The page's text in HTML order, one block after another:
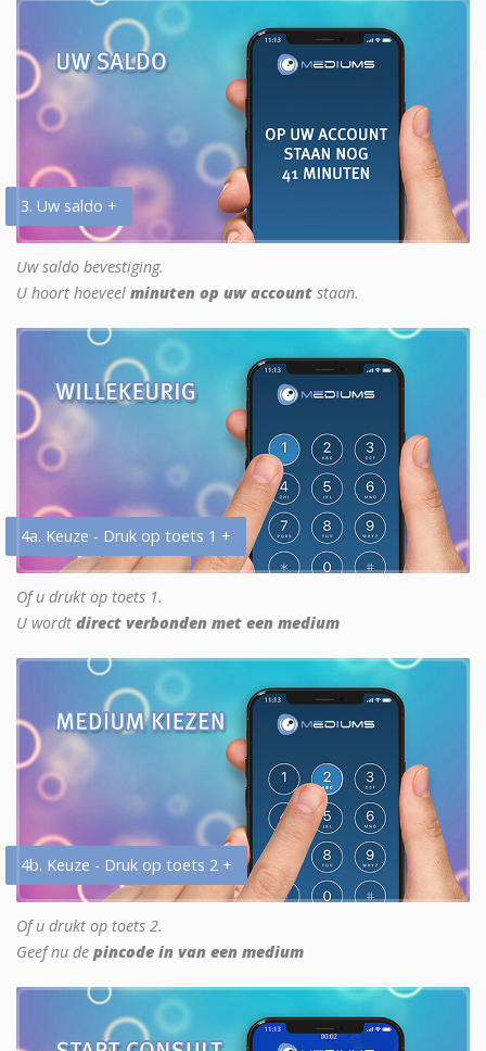
3. Uw saldo +
Uw saldo bevestiging.
U hoort hoeveel minuten op uw account staan.
4a. Keuze - Druk op toets 1 +
Of u drukt op toets 1.
U wordt direct verbonden met een medium
4b. Keuze - Druk op toets 2 +
Of u drukt op toets 2.
Geef nu de pincode in van een medium